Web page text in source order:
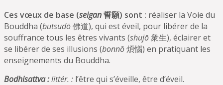
Ces vœux de base (seigan誓願) sont : réaliser la Voie du
Bouddha (butsudō佛道), qui est éveil, pour libérer de la
souffrance tous les êtres vivants (shujō衆生), éclairer et
se libérer de ses illusions (bonnō煩惱) en pratiquant les
enseignements du Bouddha.
Bodhisattva :littér. : l’être qui s’éveille, être d’éveil.